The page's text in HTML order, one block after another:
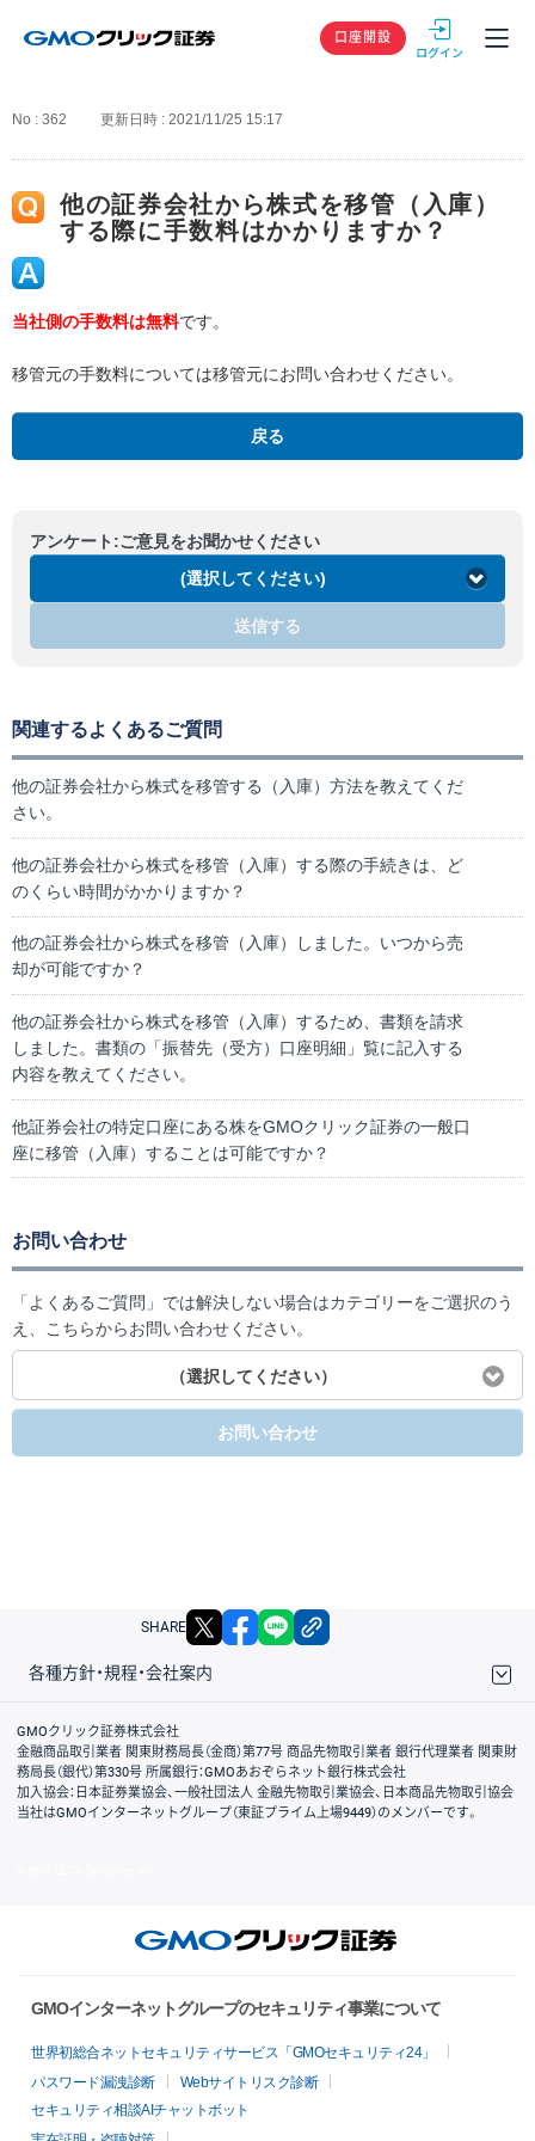
GMOクリック
口座開設
No : 362 更新日時 : 2021/11/25 15:17
他の証券会社から株式を移管（入庫）
する際に手数料はかかりますか？
当社側の手数料は無料です。
移管元の手数料については移管元にお問い合わせください。
戻る
アンケート:ご意見をお聞かせください
(選択してください)
送信する
関連するよくあるご質問
他の証券会社から株式を移管する（入庫）方法を教えてくだ
さい。
他の証券会社から株式を移管（入庫）する際の手続きは、ど
のくらい時間がかかりますか？
他の証券会社から株式を移管（入庫）しました。いつから売
却が可能ですか？
他の証券会社から株式を移管（入庫）するため、書類を請求
しました。書類の「振替先（受方）口座明細」覧に記入する
内容を教えてください。
他証券会社の特定口座にある株をGMOクリック証券の一般口
座に移管（入庫）することは可能ですか？
お問い合わせ
「よくあるご質問」では解決しない場合はカテゴリーをご選択のう
え、こちらからお問い合わせください。
（選択してください）
お問い合わせ
SHARE X facebook
各種方針・規程・会社案内
取引規程・約款
サイトマップ
その他のご案内
個人情報保護方針
最良執行方針
サイトのご利用について
ディスクレイマー
信託保全
リスク説明
会社案内
GMOクリック証券株式会社
金融商品取引業者 関東財務局長（金商）第77号 商品先物取引業者 銀行代理業者 関東財
務局長（銀代）第330号 所属銀行：GMOあおぞらネット銀行株式会社
加入協会：日本証券業協会、一般社団法人 金融先物取引業協会、日本商品先物取引協会
当社はGMOインターネットグループ（東証プライム上場9449）のメンバーです。
GMOインターネットグループのセキュリティ事業について
世界初総合ネットセキュリティサービス「GMOセキュリティ24」
パスワード漏洩診断
Webサイトリスク診断
セキュリティ相談AIチャットボット